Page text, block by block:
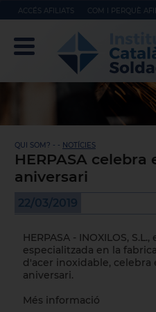
ACCÉS AFILIATS COM I PERQUÈ
QUI SOM? - - NOTÍCIES
HERPASA celebra
aniversari
22/03/2019
HERPASA - INOXILOS, S.L.,
especialitzada en la
d'acer inoxidable, celebra
aniversari.
Més informació